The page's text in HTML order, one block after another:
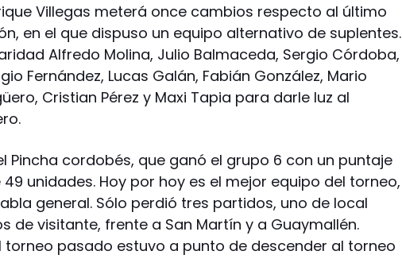
Villegas meterá once cambios respecto al último
en el que dispuso un equipo alternativo de suplentes.
Alfredo Molina, Julio Balmaceda, Sergio Córdoba,
Fernández, Lucas Galán, Fabián González, Mario
Cristian Pérez y Maxi Tapia para darle luz al
Pincha cordobés, que ganó el grupo 6 con un puntaje
unidades. Hoy por hoy es el mejor equipo del torneo,
general. Sólo perdió tres partidos, uno de local
de visitante, frente a San Martín y a Guaymallén.
torneo pasado estuvo a punto de descender al torneo